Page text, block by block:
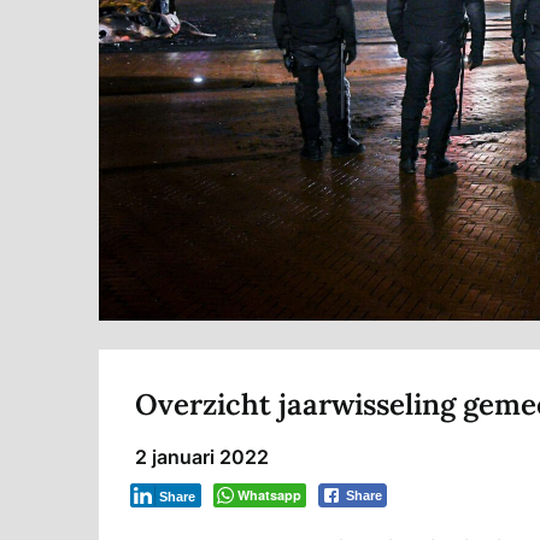
Overzicht jaarwisseling
2 januari 2022
Whatsapp Share
Share